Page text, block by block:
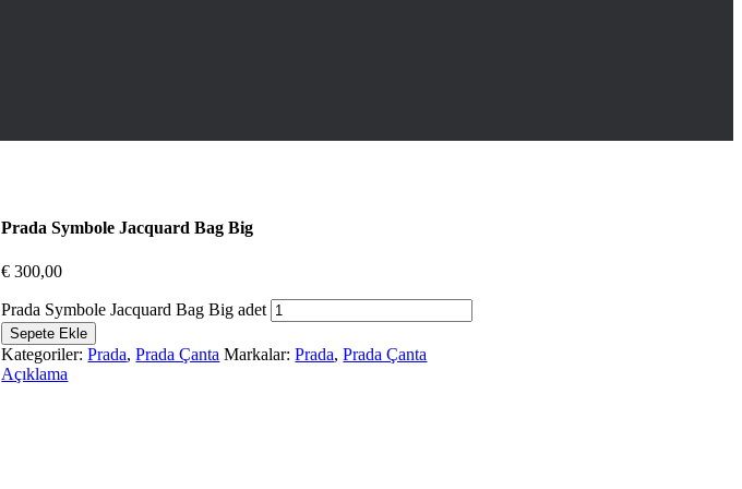
Prada Symbole Jacquard Bag Big
€ 300,00
Prada Symbole Jacquard Bag Big adet
Sepete Ekle
Kategoriler:Prada,Prada Çanta Markalar:Prada,Prada Çanta
Açıklama